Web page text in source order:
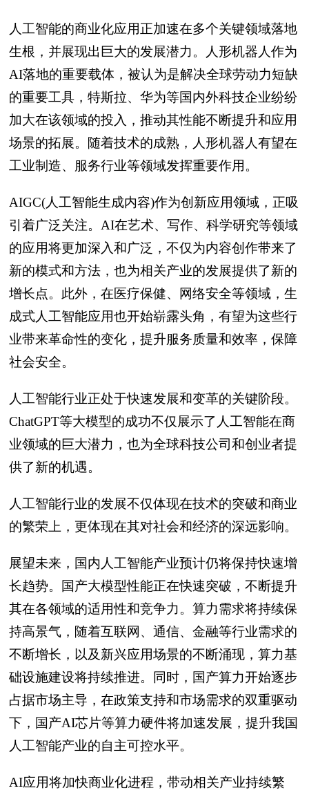
人工智能的商业化应用正加速在多个关键领域落地
生根，并展现出巨大的发展潜力。人形机器人作为
AI落地的重要载体，被认为是解决全球劳动力短缺
的重要工具，特斯拉、华为等国内外科技企业纷纷
加大在该领域的投入，推动其性能不断提升和应用
场景的拓展。随着技术的成熟，人形机器人有望在
工业制造、服务行业等领域发挥重要作用。
AIGC(人工智能生成内容)作为创新应用领域，正吸
引着广泛关注。AI在艺术、写作、科学研究等领域
的应用将更加深入和广泛，不仅为内容创作带来了
新的模式和方法，也为相关产业的发展提供了新的
增长点。此外，在医疗保健、网络安全等领域，生
成式人工智能应用也开始崭露头角，有望为这些行
业带来革命性的变化，提升服务质量和效率，保障
社会安全。
人工智能行业正处于快速发展和变革的关键阶段。
ChatGPT等大模型的成功不仅展示了人工智能在商
业领域的巨大潜力，也为全球科技公司和创业者提
供了新的机遇。
人工智能行业的发展不仅体现在技术的突破和商业
的繁荣上，更体现在其对社会和经济的深远影响。
展望未来，国内人工智能产业预计仍将保持快速增
长趋势。国产大模型性能正在快速突破，不断提升
其在各领域的适用性和竞争力。算力需求将持续保
持高景气，随着互联网、通信、金融等行业需求的
不断增长，以及新兴应用场景的不断涌现，算力基
础设施建设将持续推进。同时，国产算力开始逐步
占据市场主导，在政策支持和市场需求的双重驱动
下，国产AI芯片等算力硬件将加速发展，提升我国
人工智能产业的自主可控水平。
AI应用将加快商业化进程，带动相关产业持续繁